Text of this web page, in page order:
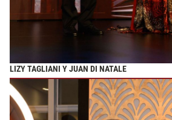
LIZY TAGLIANI Y JUAN DI NATALE